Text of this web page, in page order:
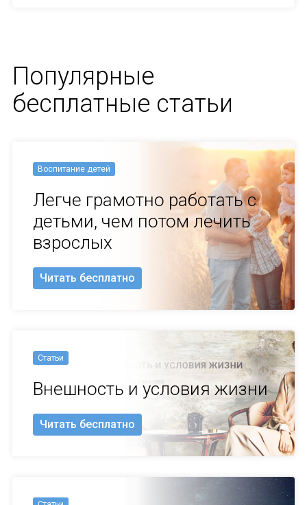
Популярные
бесплатные статьи
Воспитание детей
Легче грамотно работать с
детьми, чем потом лечить
взрослых
Читать бесплатно
Статьи
Внешность и условия жизни
Читать бесплатно